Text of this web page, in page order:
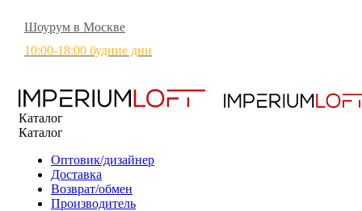
Шоурум в Москве
10:00-18:00 будние дни
Каталог
Каталог
Оптовик/дизайнер
Доставка
Возврат/обмен
Производитель